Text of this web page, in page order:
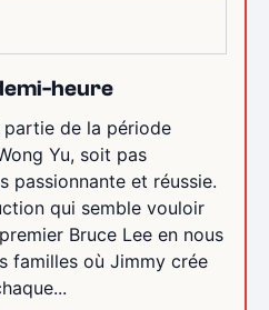
heure
de la période
Yu, soit pas
passionnante et réussie.
qui semble vouloir
Bruce Lee en nous
familles où Jimmy crée